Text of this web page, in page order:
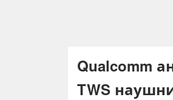
Qualcomm
TWS